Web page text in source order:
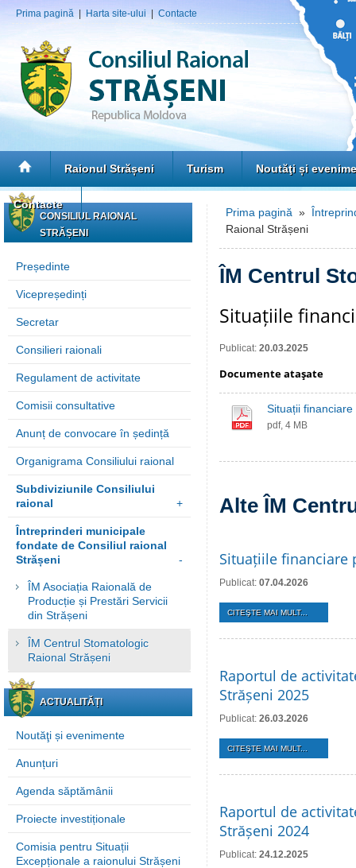
Prima pagină Harta site-ului Contacte
Raionul Strășeni Turism Noutăţi și
Contacte
CONSILIUL RAIONAL
STRĂȘENI
Președinte
Vicepreședinți
Secretar
Consilieri raionali
Regulament de activitate
Comisii consultative
Anunț de convocare în ședință
Organigrama Consiliului raional
Subdiviziunile Consiliului
raional
+
Întreprinderi municipale
fondate de Consiliul raional
Strășeni
-
ÎM Asociația Raională de
Producție și Prestări Servicii
din Strășeni
ÎM Centrul Stomatologic
Raional Strășeni
ACTUALITĂȚI
Noutăţi și evenimente
Anunțuri
Agenda săptămânii
Proiecte investiționale
Comisia pentru Situații
Excepționale a raionului Strășeni
Prima pagină »
Raional Strășeni
ÎM Centrul
Situațiile
Publicat: 20.03.2025
Documente ataşate
Situații
pdf, 4 MB
Alte ÎM
Situațiile financiare
Publicat: 07.04.2026
CITEŞTE MAI MULT...
Raportul de
Strășeni 2025
Publicat: 26.03.2026
CITEŞTE MAI MULT...
Raportul de
Strășeni 2024
Publicat: 24.12.2025